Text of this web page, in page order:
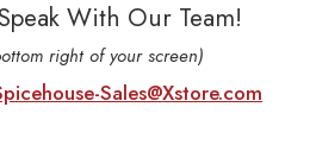
With Our Team!
right of your screen)
Sales@Xstore.com